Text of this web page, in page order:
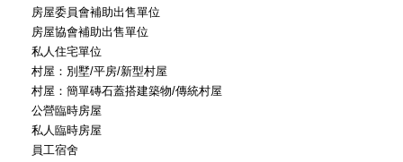
房屋委員會補助出售單位
房屋協會補助出售單位
私人住宅單位
村屋：別墅/平房/新型村屋
村屋：簡單磚石蓋搭建築物/傳統村屋
公營臨時房屋
私人臨時房屋
員工宿舍